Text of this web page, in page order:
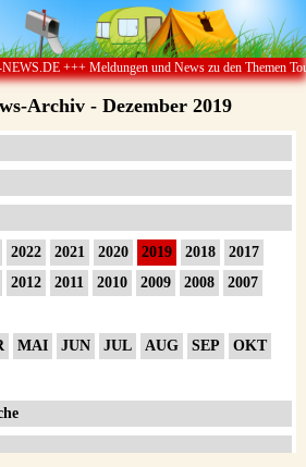
+++ Meldungen und News zu den Themen
Archiv - Dezember 2019
2022 2021 2020 2019 2018
2017
2012 2011 2010 2009 2008
2007
MAI JUN JUL AUG SEP
OKT